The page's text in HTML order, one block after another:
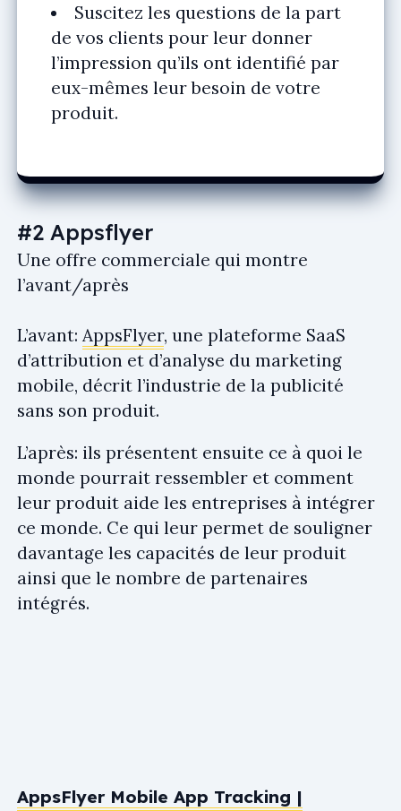
Suscitez les questions de la part
de vos clients pour leur donner
l’impression qu’ils ont identifié par
eux-mêmes leur besoin de votre
produit.
#2 Appsflyer
Une offre commerciale qui montre
l’avant/après
L’avant: AppsFlyer, une plateforme SaaS
d’attribution et d’analyse du marketing
mobile, décrit l’industrie de la publicité
sans son produit.
L’après: ils présentent ensuite ce à quoi le
monde pourrait ressembler et comment
leur produit aide les entreprises à intégrer
ce monde. Ce qui leur permet de souligner
davantage les capacités de leur produit
ainsi que le nombre de partenaires
intégrés.
AppsFlyer Mobile App Tracking |